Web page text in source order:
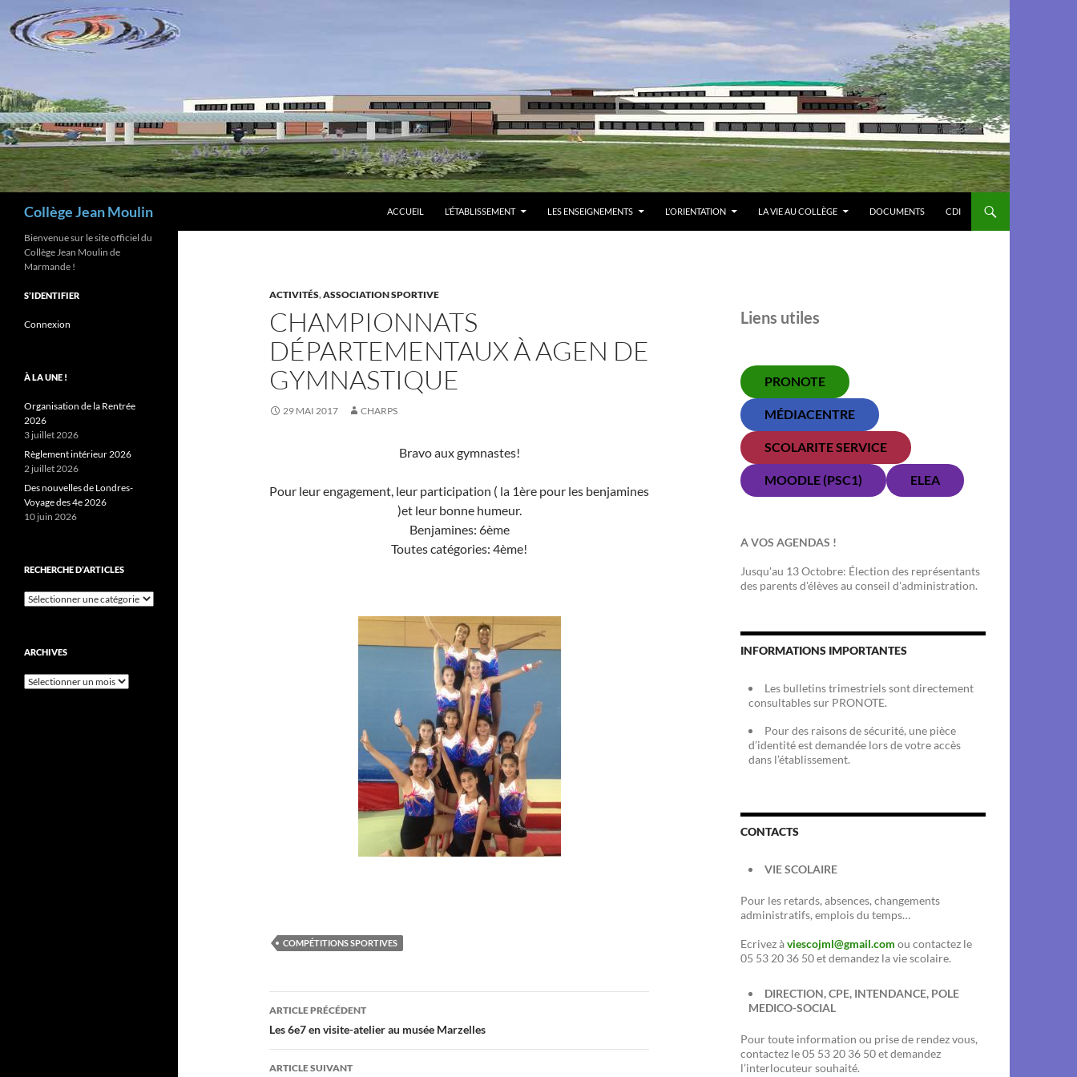
au
contenu
Collège Jean Moulin ACCUEIL L’ÉTABLISSEMENT LES ENSEIGNEMENTS L’ORIENTATION LA VIE AU COLLÈGE DOCUMENTS CDI
ACTIVITÉS,ASSOCIATION SPORTIVE
CHAMPIONNATS
DÉPARTEMENTAUX À AGEN DE
GYMNASTIQUE
29 MAI 2017 CHARPS
Bravo aux gymnastes!
Pour leur engagement, leur participation ( la 1ère pour les benjamines
)et leur bonne humeur.
Benjamines: 6ème
Toutes catégories: 4ème!
COMPÉTITIONS SPORTIVES
Navigation
des
articles
ARTICLE PRÉCÉDENT
Les 6e7 en visite-atelier au musée Marzelles
ARTICLE SUIVANT
Liens utiles
PRONOTE
MÉDIACENTRE
SCOLARITE SERVICE
MOODLE (PSC1) ELEA
A VOS AGENDAS !
Jusqu'au 13 Octobre: Élection des représentants
des parents d'élèves au conseil d'administration.
INFORMATIONS IMPORTANTES
Les bulletins trimestriels sont directement
consultables sur PRONOTE.
Pour des raisons de sécurité, une pièce
d’identité est demandée lors de votre accès
dans l’établissement.
CONTACTS
VIE SCOLAIRE
Pour les retards, absences, changements
administratifs, emplois du temps…
Ecrivez àviescojml@gmail.com ou contactez le
05 53 20 36 50 et demandez la vie scolaire.
DIRECTION, CPE, INTENDANCE, POLE
MEDICO-SOCIAL
Pour toute information ou prise de rendez vous,
contactez le 05 53 20 36 50 et demandez
l’interlocuteur souhaité.
Bienvenue sur le site officiel du
Collège Jean Moulin de
Marmande !
S’IDENTIFIER
Connexion
À LA UNE !
Organisation de la Rentrée
2026
3 juillet 2026
Règlement intérieur 2026
2 juillet 2026
Des nouvelles de Londres-
Voyage des 4e 2026
10 juin 2026
RECHERCHE D’ARTICLES
Recherche
ARCHIVES
Archives